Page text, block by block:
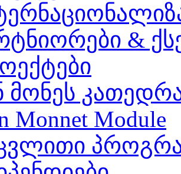
&
მონეს
Monnet Module